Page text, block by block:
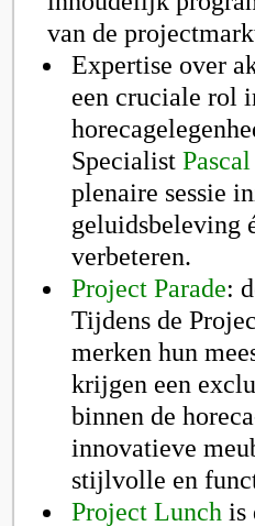
van de
Expertise over
een cruciale rol
Specialist
plenaire sessie
geluidsbeleving
verbeteren.
Project Parade:
Tijdens de
merken hun
krijgen een
binnen de
innovatieve
stijlvolle en
Project Lunch is